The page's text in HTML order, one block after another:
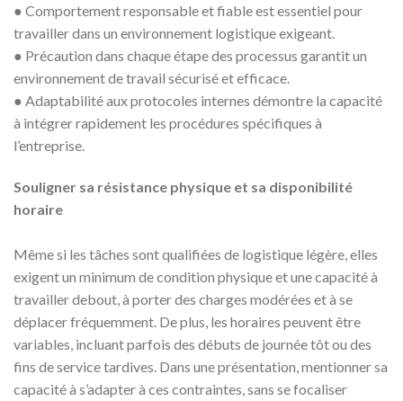
● Comportement responsable et fiable est essentiel pour
travailler dans un environnement logistique exigeant.
● Précaution dans chaque étape des processus garantit un
environnement de travail sécurisé et efficace.
● Adaptabilité aux protocoles internes démontre la capacité
à intégrer rapidement les procédures spécifiques à
l’entreprise.
Souligner sa résistance physique et sa disponibilité
horaire
Même si les tâches sont qualifiées de logistique légère, elles
exigent un minimum de condition physique et une capacité à
travailler debout, à porter des charges modérées et à se
déplacer fréquemment. De plus, les horaires peuvent être
variables, incluant parfois des débuts de journée tôt ou des
fins de service tardives. Dans une présentation, mentionner sa
capacité à s’adapter à ces contraintes, sans se focaliser